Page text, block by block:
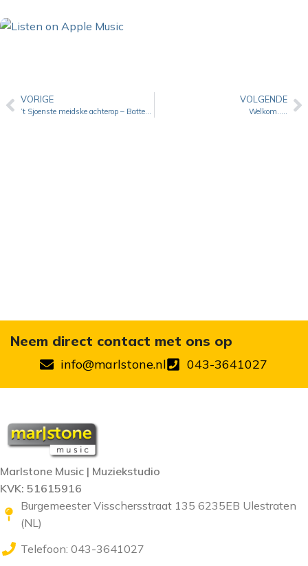
VORIGE
’t Sjoenste meidske achterop – Batteraof
VOLGENDE
Welkom…..
Neem direct contact met ons op
info@marlstone.nl 043-3641027
Marlstone Music | Muziekstudio
KVK: 51615916
Burgemeester Visschersstraat 135 6235EB Ulestraten
(NL)
Telefoon: 043-3641027